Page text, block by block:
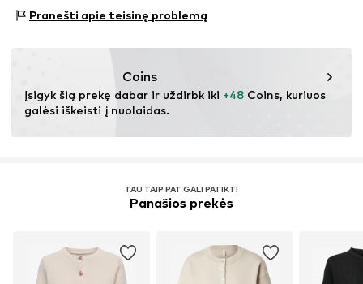
Prisiūtos kišenės
Minkšta tekstūra
Užsegimas sagomis
Prekės Nr. IBE0368003000001
Dydžių lentelė
Elastanas
Pranešti apie teisinę problemą
Coins
Įsigyk šią prekę dabar ir uždirbk iki +48 Coins, kuriuos
galėsi iškeisti į nuolaidas.
TAU TAIP PAT GALI PATIKTI
Panašios prekės